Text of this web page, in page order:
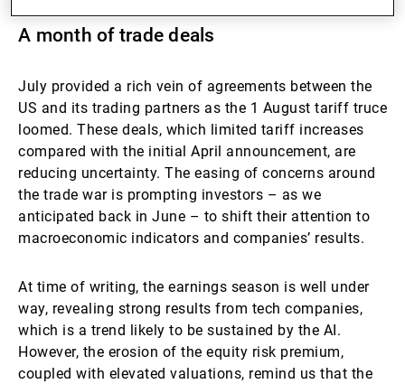
A month of trade deals
July provided a rich vein of agreements between the
US and its trading partners as the 1 August tariff truce
loomed. These deals, which limited tariff increases
compared with the initial April announcement, are
reducing uncertainty. The easing of concerns around
the trade war is prompting investors – as we
anticipated back in June – to shift their attention to
macroeconomic indicators and companies’ results.
At time of writing, the earnings season is well under
way, revealing strong results from tech companies,
which is a trend likely to be sustained by the AI.
However, the erosion of the equity risk premium,
coupled with elevated valuations, remind us that the